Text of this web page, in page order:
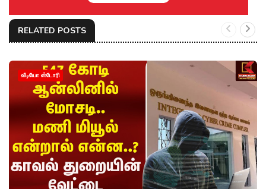
RELATED POSTS
வீடியோ ஸ்டோரி